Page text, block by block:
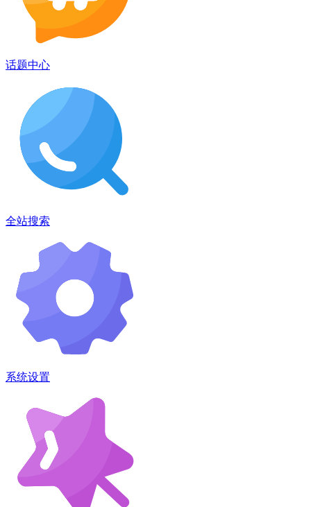
话题中心
全站搜索
系统设置